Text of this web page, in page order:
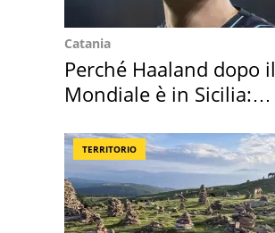
Catania
Perché Haaland dopo il
Mondiale è in Sicilia:
TERRITORIO